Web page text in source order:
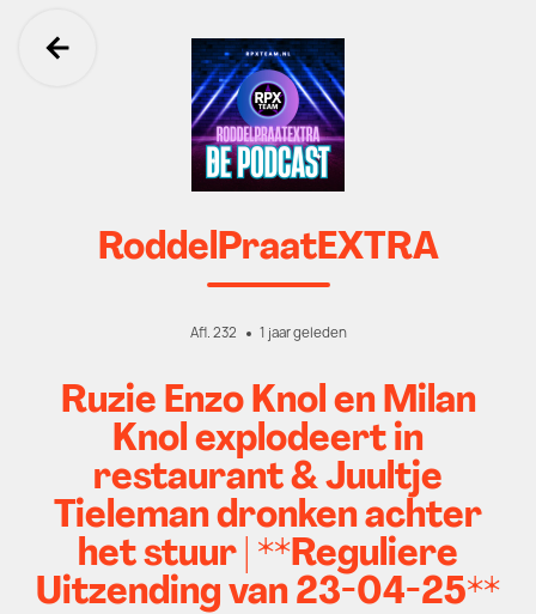
Ga terug
RoddelPraatEXTRA
Afl. 232 1 jaar geleden
Ruzie Enzo Knol en Milan
Knol explodeert in
restaurant & Juultje
Tieleman dronken achter
het stuur | **Reguliere
Uitzending van 23-04-25**